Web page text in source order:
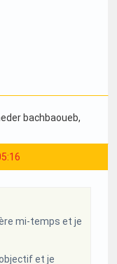
bachbaoueb,
mi-temps et je
et je